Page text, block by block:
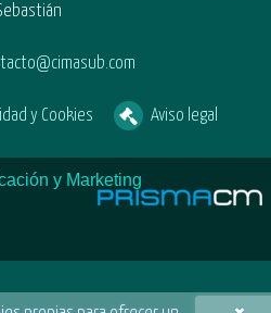
y Cookies Aviso legal
y Marketing